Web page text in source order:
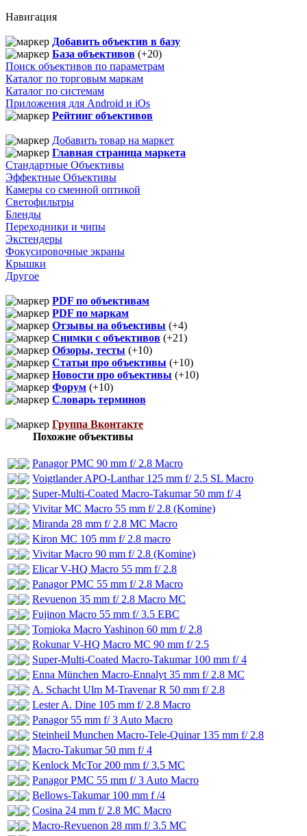
Навигация
Добавить объектив в базу
База объективов (+20)
Поиск объективов по параметрам
Каталог по торговым маркам
Каталог по системам
Приложения для Android и iOs
Рейтинг объективов
Добавить товар на маркет
Главная страница маркета
Стандартные Объективы
Эффектные Объективы
Камеры со сменной оптикой
Светофильтры
Бленды
Переходники и чипы
Экстендеры
Фокусировочные экраны
Крышки
Другое
PDF по объективам
PDF по маркам
Отзывы на объективы (+4)
Снимки с объективов (+21)
Обзоры, тесты (+10)
Статьи про объективы (+10)
Новости про объективы (+10)
Форум (+10)
Словарь терминов
Группа Вконтакте
Похожие объективы
Panagor PMC 90 mm f/ 2.8 Macro
Voigtlander APO-Lanthar 125 mm f/ 2.5 SL Macro
Super-Multi-Coated Macro-Takumar 50 mm f/ 4
Vivitar MC Macro 55 mm f/ 2.8 (Komine)
Miranda 28 mm f/ 2.8 MC Macro
Kiron MC 105 mm f/ 2.8 macro
Vivitar Macro 90 mm f/ 2.8 (Komine)
Elicar V-HQ Macro 55 mm f/ 2.8
Panagor PMC 55 mm f/ 2.8 Macro
Revuenon 35 mm f/ 2.8 Macro MC
Fujinon Macro 55 mm f/ 3.5 EBC
Tomioka Macro Yashinon 60 mm f/ 2.8
Rokunar V-HQ Macro MC 90 mm f/ 2.5
Super-Multi-Coated Macro-Takumar 100 mm f/ 4
Enna München Macro-Ennalyt 35 mm f/ 2.8 MC
A. Schacht Ulm M-Travenar R 50 mm f/ 2.8
Lester A. Dine 105 mm f/ 2.8 Macro
Panagor 55 mm f/ 3 Auto Macro
Steinheil Munchen Macro-Tele-Quinar 135 mm f/ 2.8
Macro-Takumar 50 mm f/ 4
Kenlock McTor 200 mm f/ 3.5 MC
Panagor PMC 55 mm f/ 3 Auto Macro
Bellows-Takumar 100 mm f /4
Cosina 24 mm f/ 2.8 MC Macro
Macro-Revuenon 28 mm f/ 3.5 MC